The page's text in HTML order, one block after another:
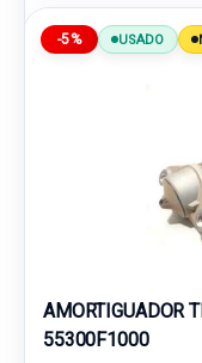
-5% USADO
AMORTIGUADOR
55300F1000